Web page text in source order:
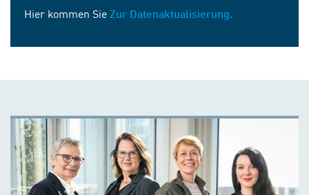
Hier kommen Sie Zur Datenaktualisierung.